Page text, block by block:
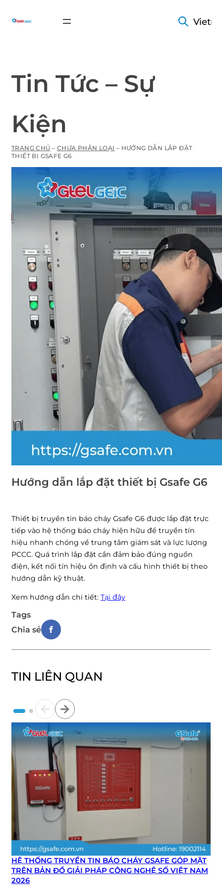
Tin Tức – Sự
Kiện
TRANG CHỦ – CHƯA PHÂN LOẠI – HƯỚNG DẪN LẮP ĐẶT
THIẾT BỊ GSAFE G6
Hướng dẫn lắp đặt thiết bị Gsafe G6
Thiết bị truyền tin báo cháy Gsafe G6 được lắp đặt trực
tiếp vào hệ thống báo cháy hiện hữu để truyền tín
hiệu nhanh chóng về trung tâm giám sát và lực lượng
PCCC. Quá trình lắp đặt cần đảm bảo đúng nguồn
điện, kết nối tín hiệu ổn định và cấu hình thiết bị theo
hướng dẫn kỹ thuật.
Xem hướng dẫn chi tiết: Tại đây
Tags
Chia sẻ
TIN LIÊN QUAN
HỆ THỐNG TRUYỀN TIN BÁO CHÁY GSAFE GÓP MẶT
TRÊN BẢN ĐỒ GIẢI PHÁP CÔNG NGHỆ SỐ VIỆT NAM
2026